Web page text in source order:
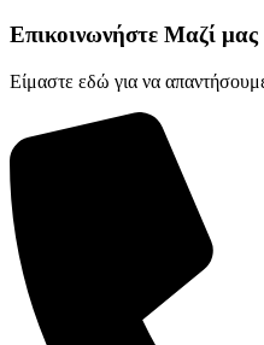
Επικοινωνήστε Μαζί μας
Είμαστε εδώ για να